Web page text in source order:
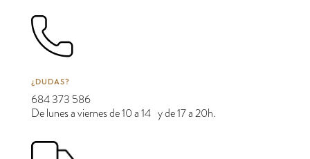
¿DUDAS?
684 373 586
De lunes a viernes de 10 a 14 y de 17 a 20h.